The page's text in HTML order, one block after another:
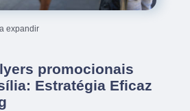
expandir
promocionais
Estratégia Eficaz